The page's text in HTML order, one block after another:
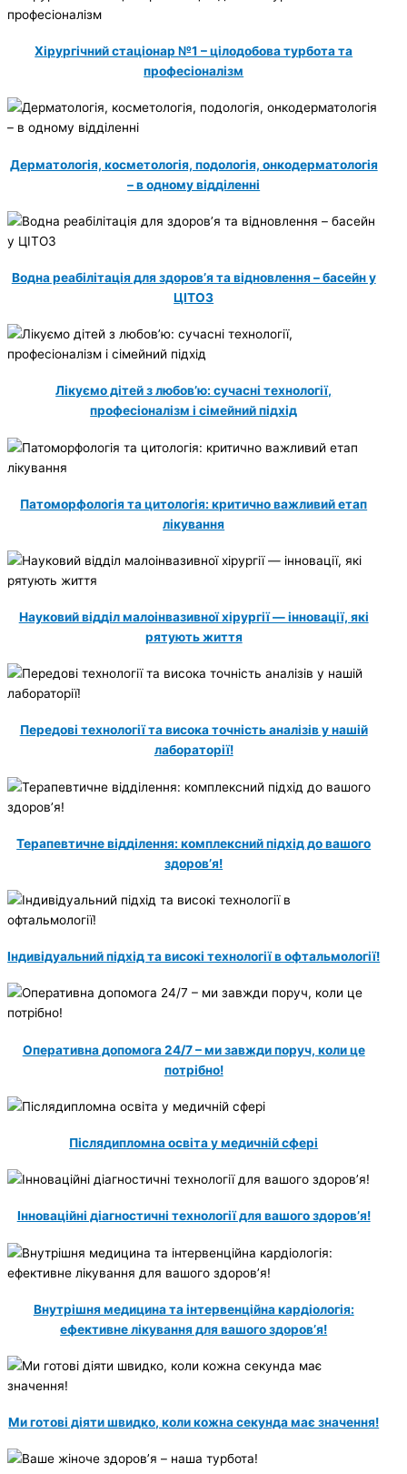
Хірургічний стаціонар №1 – цілодобова турбота та
професіоналізм
Дерматологія, косметологія, подологія, онкодерматологія
– в одному відділенні
Водна реабілітація для здоров’я та відновлення – басейн у
ЦІТОЗ
Лікуємо дітей з любов’ю: сучасні технології,
професіоналізм і сімейний підхід
Патоморфологія та цитологія: критично важливий етап
лікування
Науковий відділ малоінвазивної хірургії — інновації, які
рятують життя
Передові технології та висока точність аналізів у нашій
лабораторії!
Терапевтичне відділення: комплексний підхід до вашого
здоров’я!
Індивідуальний підхід та високі технології в офтальмології!
Оперативна допомога 24/7 – ми завжди поруч, коли це
потрібно!
Післядипломна освіта у медичній сфері
Інноваційні діагностичні технології для вашого здоров’я!
Внутрішня медицина та інтервенційна кардіологія:
ефективне лікування для вашого здоров’я!
Ми готові діяти швидко, коли кожна секунда має значення!